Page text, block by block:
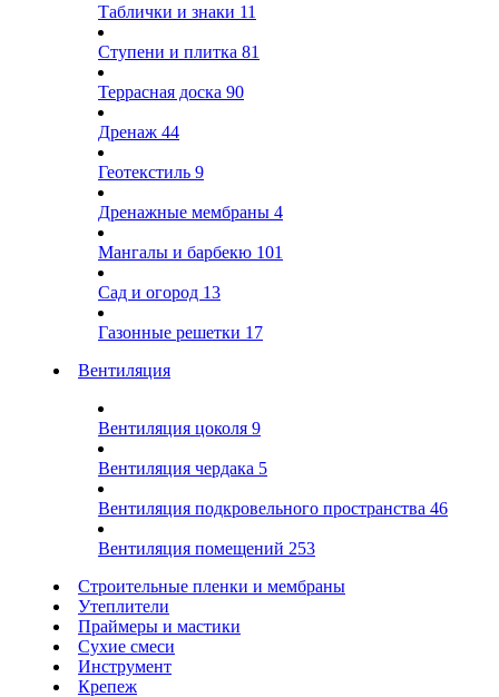
Таблички и знаки 11
Ступени и плитка 81
Террасная доска 90
Дренаж 44
Геотекстиль 9
Дренажные мембраны 4
Мангалы и барбекю 101
Сад и огород 13
Газонные решетки 17
Вентиляция
Вентиляция цоколя 9
Вентиляция чердака 5
Вентиляция подкровельного пространства 46
Вентиляция помещений 253
Строительные пленки и мембраны
Утеплители
Праймеры и мастики
Сухие смеси
Инструмент
Крепеж